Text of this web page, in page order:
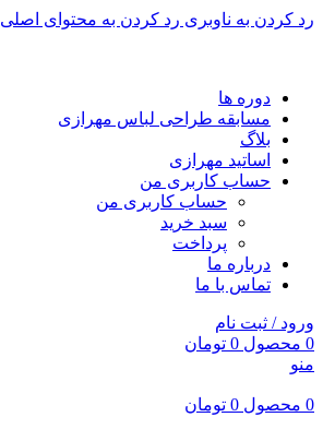
رد کردن به ناوبری رد کردن به محتوای اصلی
دوره ها
مسابقه طراحی لباس مهرازی
بلاگ
اساتید مهرازی
حساب کاربری من
حساب کاربری من
سبد خرید
پرداخت
درباره ما
تماس با ما
ورود / ثبت نام
0 محصول 0 تومان
منو
0 محصول 0 تومان